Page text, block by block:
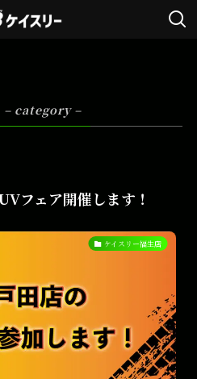
– category –
フェア開催します！
ケイスリー福生店